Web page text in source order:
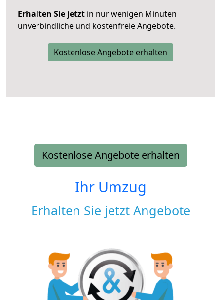
Erhalten Sie jetzt in nur wenigen Minuten
unverbindliche und kostenfreie Angebote.
Kostenlose Angebote erhalten
Kostenlose Angebote erhalten
Ihr Umzug
Erhalten Sie jetzt Angebote